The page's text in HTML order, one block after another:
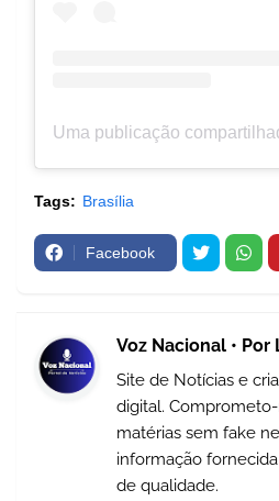
Tags: Brasília
Facebook
Voz Nacional • Por
Site de Notícias e
digital.
matérias sem fake
informação
de qualidade.